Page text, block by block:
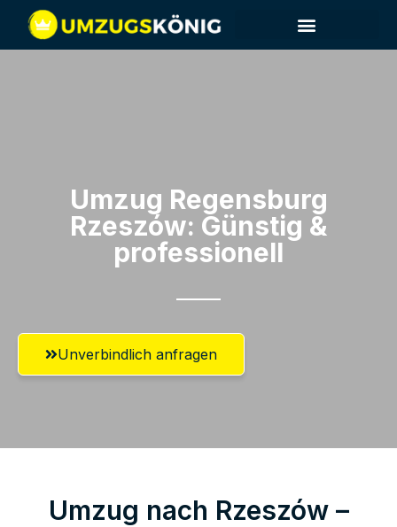
Umzug Regensburg​
Rzeszów: Günstig &
professionell​
Unverbindlich anfragen
Umzug nach Rzeszów –